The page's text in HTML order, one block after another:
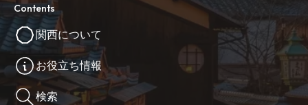
Contents
関西について
お役立ち情報
検索